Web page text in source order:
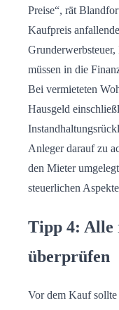
Preise“, rät
Kaufpreis
müssen in die
Bei vermieteten
Hausgeld
Anleger darauf zu
den Mieter
steuerlichen
Tipp 4: Alle
überprüfen
Vor dem Kauf sollte